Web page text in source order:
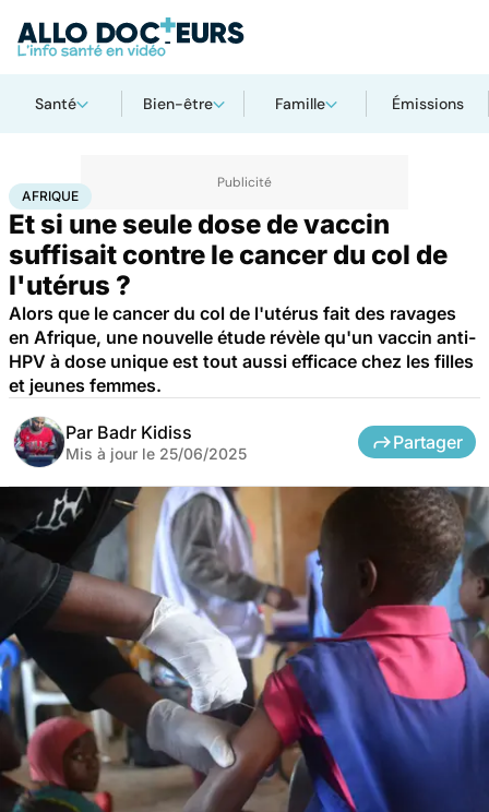
Santé Bien-être Famille Émissions
AccueilSanté Afrique
AFRIQUE
Et si une seule dose de vaccin
suffisait contre le cancer du col de
l'utérus ?
Alors que le cancer du col de l'utérus fait des ravages
en Afrique, une nouvelle étude révèle qu'un vaccin anti-
HPV à dose unique est tout aussi efficace chez les filles
et jeunes femmes.
Par Badr Kidiss
Mis à jour le 25/06/2025
Partager